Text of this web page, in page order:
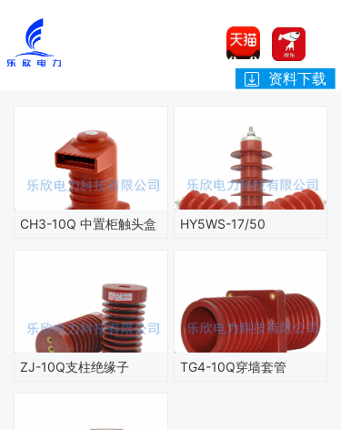
资料下载
CH3-10Q 中置柜触头盒 HY5WS-17/50
ZJ-10Q支柱绝缘子 TG4-10Q穿墙套管